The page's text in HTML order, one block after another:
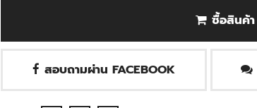
ซื้อสินค้า
สอบถามผ่าน FACEBOOK